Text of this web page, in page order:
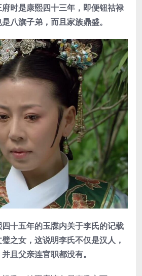
时是康熙四十三年，即便钮祜禄
八旗子弟，而且家族鼎盛。
十五年的玉牒内关于李氏的记载
之女，这说明李氏不仅是汉人，
且父亲连官职都没有。